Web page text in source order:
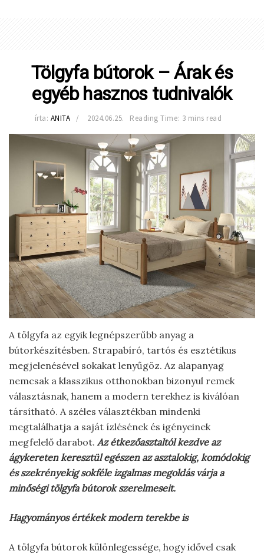
Tölgyfa bútorok – Árak és
egyéb hasznos tudnivalók
írta: ANITA 2024.06.25. Reading Time: 3 mins read
A tölgyfa az egyik legnépszerűbb anyag a
bútorkészítésben. Strapabíró, tartós és esztétikus
megjelenésével sokakat lenyűgöz. Az alapanyag
nemcsak a klasszikus otthonokban bizonyul remek
választásnak, hanem a modern terekhez is kiválóan
társítható. A széles választékban mindenki
megtalálhatja a saját ízlésének és igényeinek
megfelelő darabot. Az étkezőasztaltól kezdve az
ágykereten keresztül egészen az asztalokig, komódokig
és szekrényekig sokféle izgalmas megoldás várja a
minőségi tölgyfa bútorok szerelmeseit.
Hagyományos értékek modern terekbe is
A tölgyfa bútorok különlegessége, hogy idővel csak